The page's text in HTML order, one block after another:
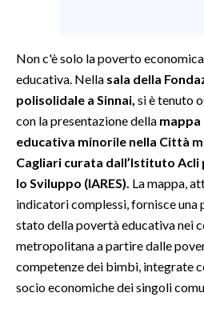
SALUTE
SARDEGNA TURISMO
NOTIZIE
EVENTI
#CARAUNIONE
Non c'è solo la poverto
educativa. Nella sala della
polisolidale a Sinnai, si è tenuto
con la presentazione della
educativa minorile nella Città
Cagliari curata dall’Istituto Acli
lo Sviluppo (IARES). La mappa,
indicatori complessi, fornisce una
stato della povertà educativa nei
metropolitana a partire dalle
competenze dei bimbi, integrate
socio economiche dei singoli